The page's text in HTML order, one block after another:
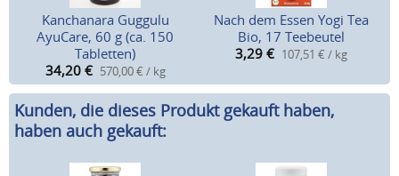
Kanchanara Guggulu
AyuCare, 60 g (ca. 150
Tabletten)
34,20 € 570,00 € / kg
Nach dem Essen Yogi Tea
Bio, 17 Teebeutel
3,29 € 107,51 € / kg
Kunden, die dieses Produkt gekauft haben,
haben auch gekauft: